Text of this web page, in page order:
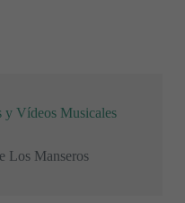
y Vídeos Musicales
Los Manseros